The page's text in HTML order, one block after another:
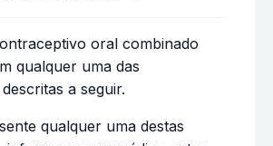
oral combinado
qualquer uma das
a seguir.
qualquer uma destas